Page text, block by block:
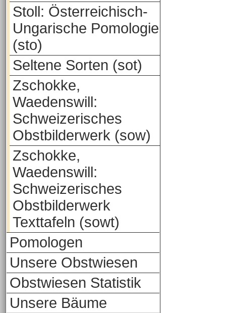
Stoll: Österreichisch-
Ungarische Pomologie
(sto)
Seltene Sorten (sot)
Zschokke,
Waedenswill:
Schweizerisches
Obstbilderwerk (sow)
Zschokke,
Waedenswill:
Schweizerisches
Obstbilderwerk
Texttafeln (sowt)
Pomologen
Unsere Obstwiesen
Obstwiesen Statistik
Unsere Bäume